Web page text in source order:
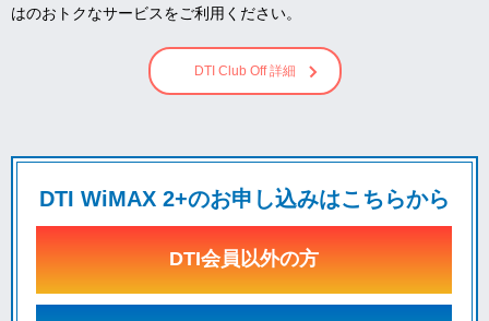
はのおトクなサービスをご利用ください。
DTI Club Off 詳細
DTI WiMAX 2+のお申し込みはこちらから
DTI会員以外の方